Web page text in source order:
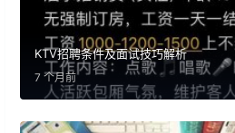
KTV招聘条件及面试技巧解析
7 个月前